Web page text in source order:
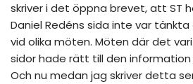
skriver i det öppna brevet, att ST
Daniel Redéns sida inte var
vid olika möten. Möten där det
sidor hade rätt till den information
Och nu medan jag skriver detta